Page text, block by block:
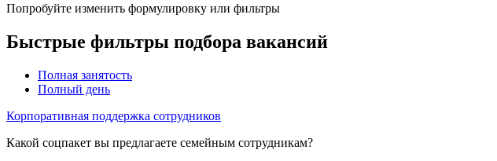
Попробуйте изменить формулировку или фильтры
Быстрые фильтры подбора вакансий
Полная занятость
Полный день
Корпоративная поддержка сотрудников
Какой соцпакет вы предлагаете семейным сотрудникам?